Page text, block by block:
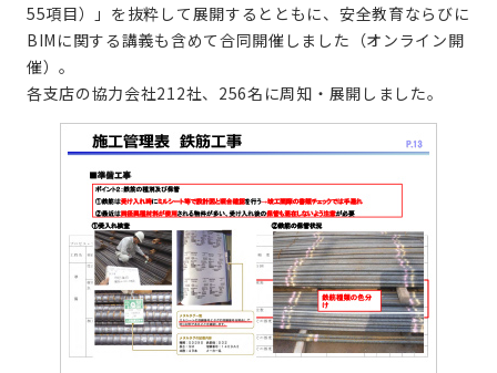
55項目）」を抜粋して展開するとともに、安全教育ならびに
BIMに関する講義も含めて合同開催しました（オンライン開
催）。
各支店の協力会社212社、256名に周知・展開しました。